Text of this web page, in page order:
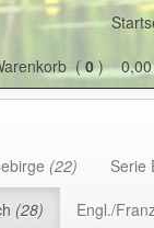
(0)
(22) Serie
(28) Engl./